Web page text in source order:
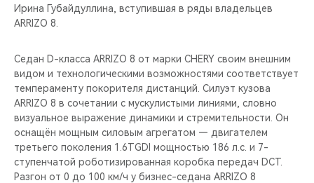
Ирина Губайдуллина, вступившая в ряды владельцев
ARRIZO 8.
Седан D-класса ARRIZO 8 от марки CHERY своим внешним
видом и технологическими возможностями соответствует
темпераменту покорителя дистанций. Силуэт кузова
ARRIZO 8 в сочетании с мускулистыми линиями, словно
визуальное выражение динамики и стремительности. Он
оснащён мощным силовым агрегатом — двигателем
третьего поколения 1.6TGDI мощностью 186 л.с. и 7-
ступенчатой роботизированная коробка передач DCT.
Разгон от 0 до 100 км/ч у бизнес-седана ARRIZO 8